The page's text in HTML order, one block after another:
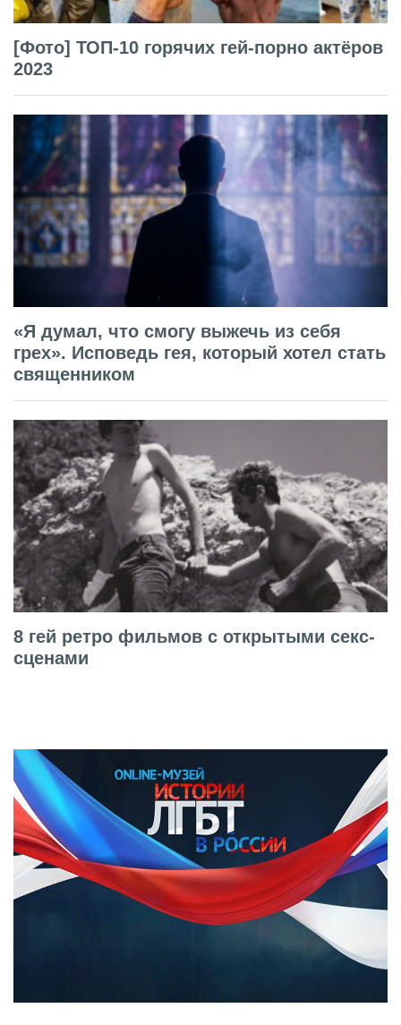
[Фото] ТОП-10 горячих гей-порно актёров
2023
«Я думал, что смогу выжечь из себя
грех». Исповедь гея, который хотел стать
священником
8 гей ретро фильмов с открытыми секс-
сценами